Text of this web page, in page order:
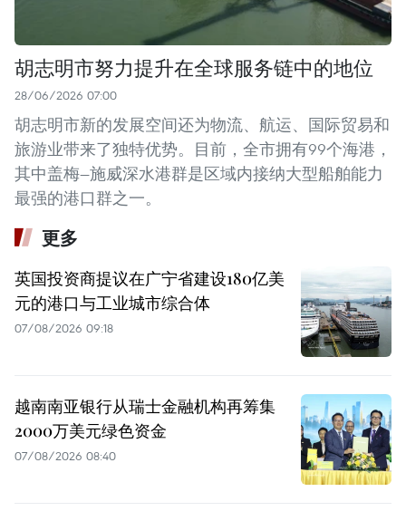
胡志明市努力提升在全球服务链中的地位
28/06/2026 07:00
胡志明市新的发展空间还为物流、航运、国际贸易和
旅游业带来了独特优势。目前，全市拥有99个海港，
其中盖梅—施威深水港群是区域内接纳大型船舶能力
最强的港口群之一。
更多
英国投资商提议在广宁省建设180亿美
元的港口与工业城市综合体
07/08/2026 09:18
越南南亚银行从瑞士金融机构再筹集
2000万美元绿色资金
07/08/2026 08:40